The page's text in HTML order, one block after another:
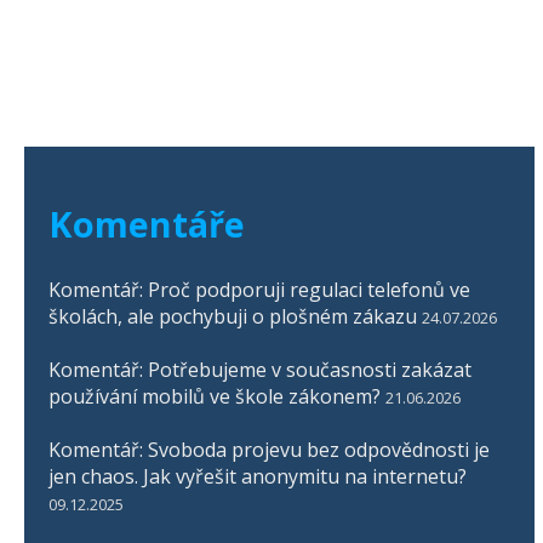
Komentáře
Komentář: Proč podporuji regulaci telefonů ve
školách, ale pochybuji o plošném zákazu 24.07.2026
Komentář: Potřebujeme v současnosti zakázat
používání mobilů ve škole zákonem? 21.06.2026
Komentář: Svoboda projevu bez odpovědnosti je
jen chaos. Jak vyřešit anonymitu na internetu?
09.12.2025